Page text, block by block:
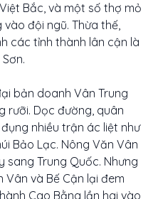
Bắc, và một số thợ mỏ
đội ngũ. Thừa thế,
các tỉnh thành lân cận là
bản doanh Vân Trung
rưỡi. Dọc đường, quân
nhiều trận ác liệt như
Bảo Lạc. Nông Văn Vân
Trung Quốc. Nhưng
Vân và Bế Cận lại đem
Cao Bằng lần hai vào